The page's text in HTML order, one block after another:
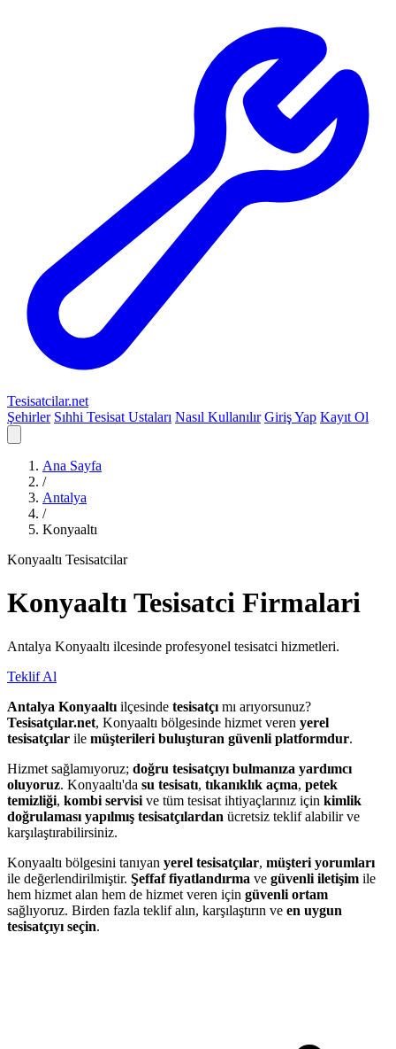
Tesisatcilar.net
Şehirler Sıhhi Tesisat Ustaları Nasıl Kullanılır Giriş Yap Kayıt Ol
Ana Sayfa
/
Antalya
/
Konyaaltı
Konyaaltı Tesisatcilar
KonyaaltıTesisatci Firmalari
Antalya Konyaaltı ilcesinde profesyonel tesisatci hizmetleri.
Teklif Al
Antalya Konyaaltı ilçesinde tesisatçı mı arıyorsunuz?
Tesisatçılar.net, Konyaaltı bölgesinde hizmet veren yerel
tesisatçılar ile müşterileri buluşturan güvenli platformdur.
Hizmet sağlamıyoruz; doğru tesisatçıyı bulmanıza yardımcı
oluyoruz. Konyaaltı'da su tesisatı, tıkanıklık açma, petek
temizliği, kombi servisi ve tüm tesisat ihtiyaçlarınız için kimlik
doğrulaması yapılmış tesisatçılardan ücretsiz teklif alabilir ve
karşılaştırabilirsiniz.
Konyaaltı bölgesini tanıyan yerel tesisatçılar, müşteri yorumları
ile değerlendirilmiştir. Şeffaf fiyatlandırma ve güvenli iletişim ile
hem hizmet alan hem de hizmet veren için güvenli ortam
sağlıyoruz. Birden fazla teklif alın, karşılaştırın ve en uygun
tesisatçıyı seçin.